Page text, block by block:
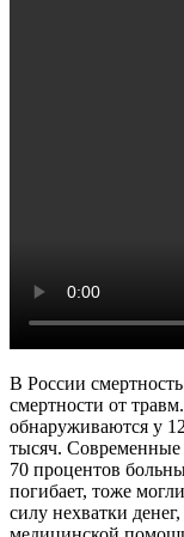
В России смертность
смертности от
обнаруживаются у
тысяч. Современные
70 процентов
погибает, тоже
силу нехватки